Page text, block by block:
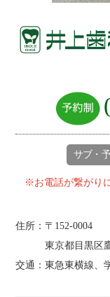
サブ・
※お電話が繋がり
住所：〒152-0004
東京都目黒区
交通：東急東横線、